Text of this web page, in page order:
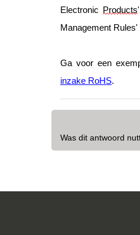
Electronic
Products
Management
Ga voor een
inzake RoHS.
Was dit antwoord